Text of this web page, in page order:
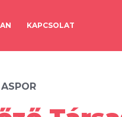
KAPCSOLAT